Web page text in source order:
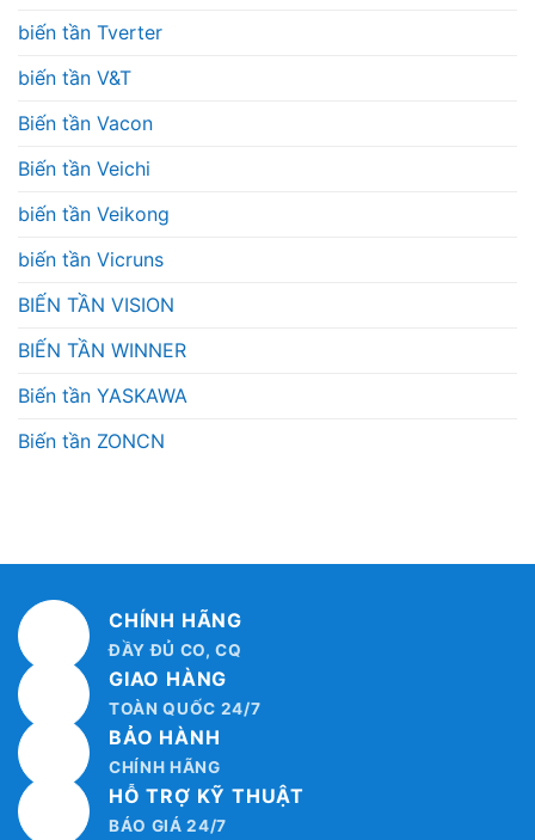
biến tần Tverter
biến tần V&T
Biến tần Vacon
Biến tần Veichi
biến tần Veikong
biến tần Vicruns
BIẾN TẦN VISION
BIẾN TẦN WINNER
Biến tần YASKAWA
Biến tần ZONCN
CHÍNH HÃNG
ĐẦY ĐỦ CO, CQ
GIAO HÀNG
TOÀN QUỐC 24/7
BẢO HÀNH
CHÍNH HÃNG
HỖ TRỢ KỸ THUẬT
BÁO GIÁ 24/7